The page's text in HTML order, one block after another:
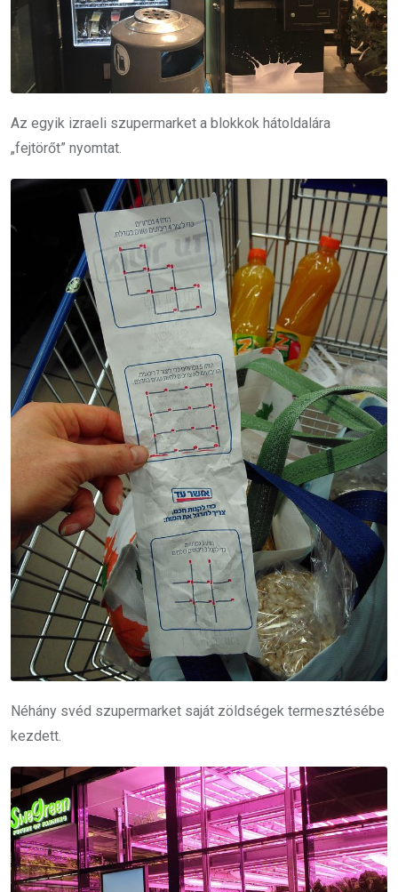
Az egyik izraeli szupermarket a blokkok hátoldalára
„fejtörőt” nyomtat.
Néhány svéd szupermarket saját zöldségek termesztésébe
kezdett.